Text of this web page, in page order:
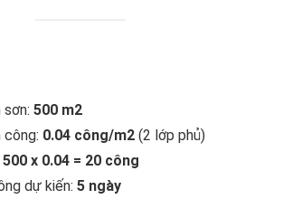
500 m2
0.04 công/m2 (2 lớp phủ)
500 x 0.04 = 20 công
dự kiến: 5 ngày